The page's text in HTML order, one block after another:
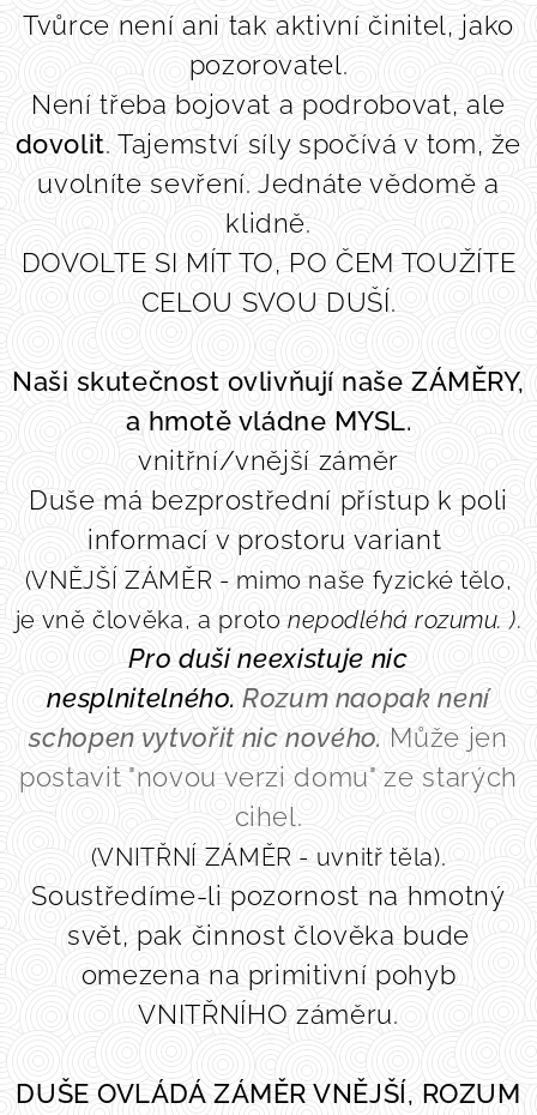
Tvůrce není ani tak aktivní činitel, jako
pozorovatel.
Není třeba bojovat a podrobovat, ale
dovolit. Tajemství síly spočívá v tom, že
uvolníte sevření. Jednáte vědomě a
klidně.
DOVOLTE SI MÍT TO, PO ČEM TOUŽÍTE
CELOU SVOU DUŠÍ.
Naši skutečnost ovlivňují naše ZÁMĚRY,
a hmotě vládne MYSL.
vnitřní/vnější záměr
Duše má bezprostřední přístup k poli
informací v prostoru variant
(VNĚJŠÍ ZÁMĚR - mimo naše fyzické tělo,
je vně člověka, a protonepodléhá rozumu.).
Pro duši neexistuje nic
nesplnitelného. Rozum naopaknení
schopen vytvořit nic nového. Může jen
postavit "novou verzi domu" ze starých
cihel.
(VNITŘNÍ ZÁMĚR - uvnitř těla).
Soustředíme-li pozornost na hmotný
svět, pak činnost člověka bude
omezena na primitivní pohyb
VNITŘNÍHO záměru.
DUŠE OVLÁDÁ ZÁMĚR VNĚJŠÍ, ROZUM